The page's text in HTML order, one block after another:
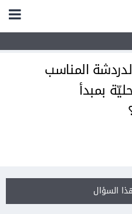
المناسب
بمبدأ
السؤال